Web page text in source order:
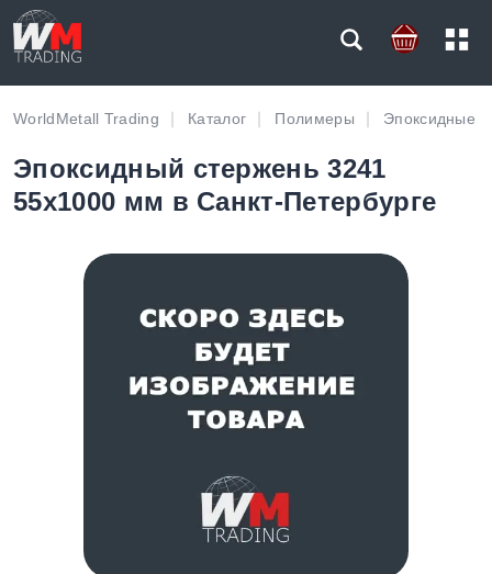
WorldMetall Trading Каталог Полимеры Эпоксидные
Эпоксидный стержень 3241
55х1000 мм в Санкт-Петербурге